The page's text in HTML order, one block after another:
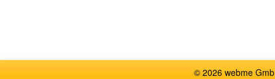
© 2026 webme